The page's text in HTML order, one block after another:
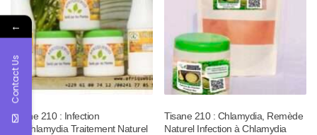
Tisane 210 : Infection
de Chlamydia Traitement Naturel
Tisane 210 : Chlamydia, Remède
Naturel Infection à Chlamydia
←
Contact Us